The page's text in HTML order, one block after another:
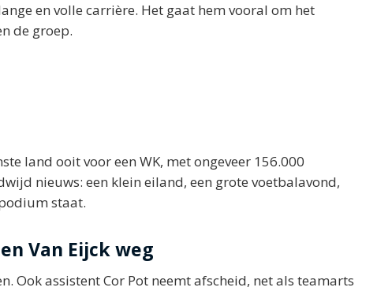
en volle carrière. Het gaat hem vooral om het
de groep.
land ooit voor een WK, met ongeveer 156.000
nieuws: een klein eiland, een grote voetbalavond,
staat.
Van Eijck weg
Ook assistent Cor Pot neemt afscheid, net als teamarts